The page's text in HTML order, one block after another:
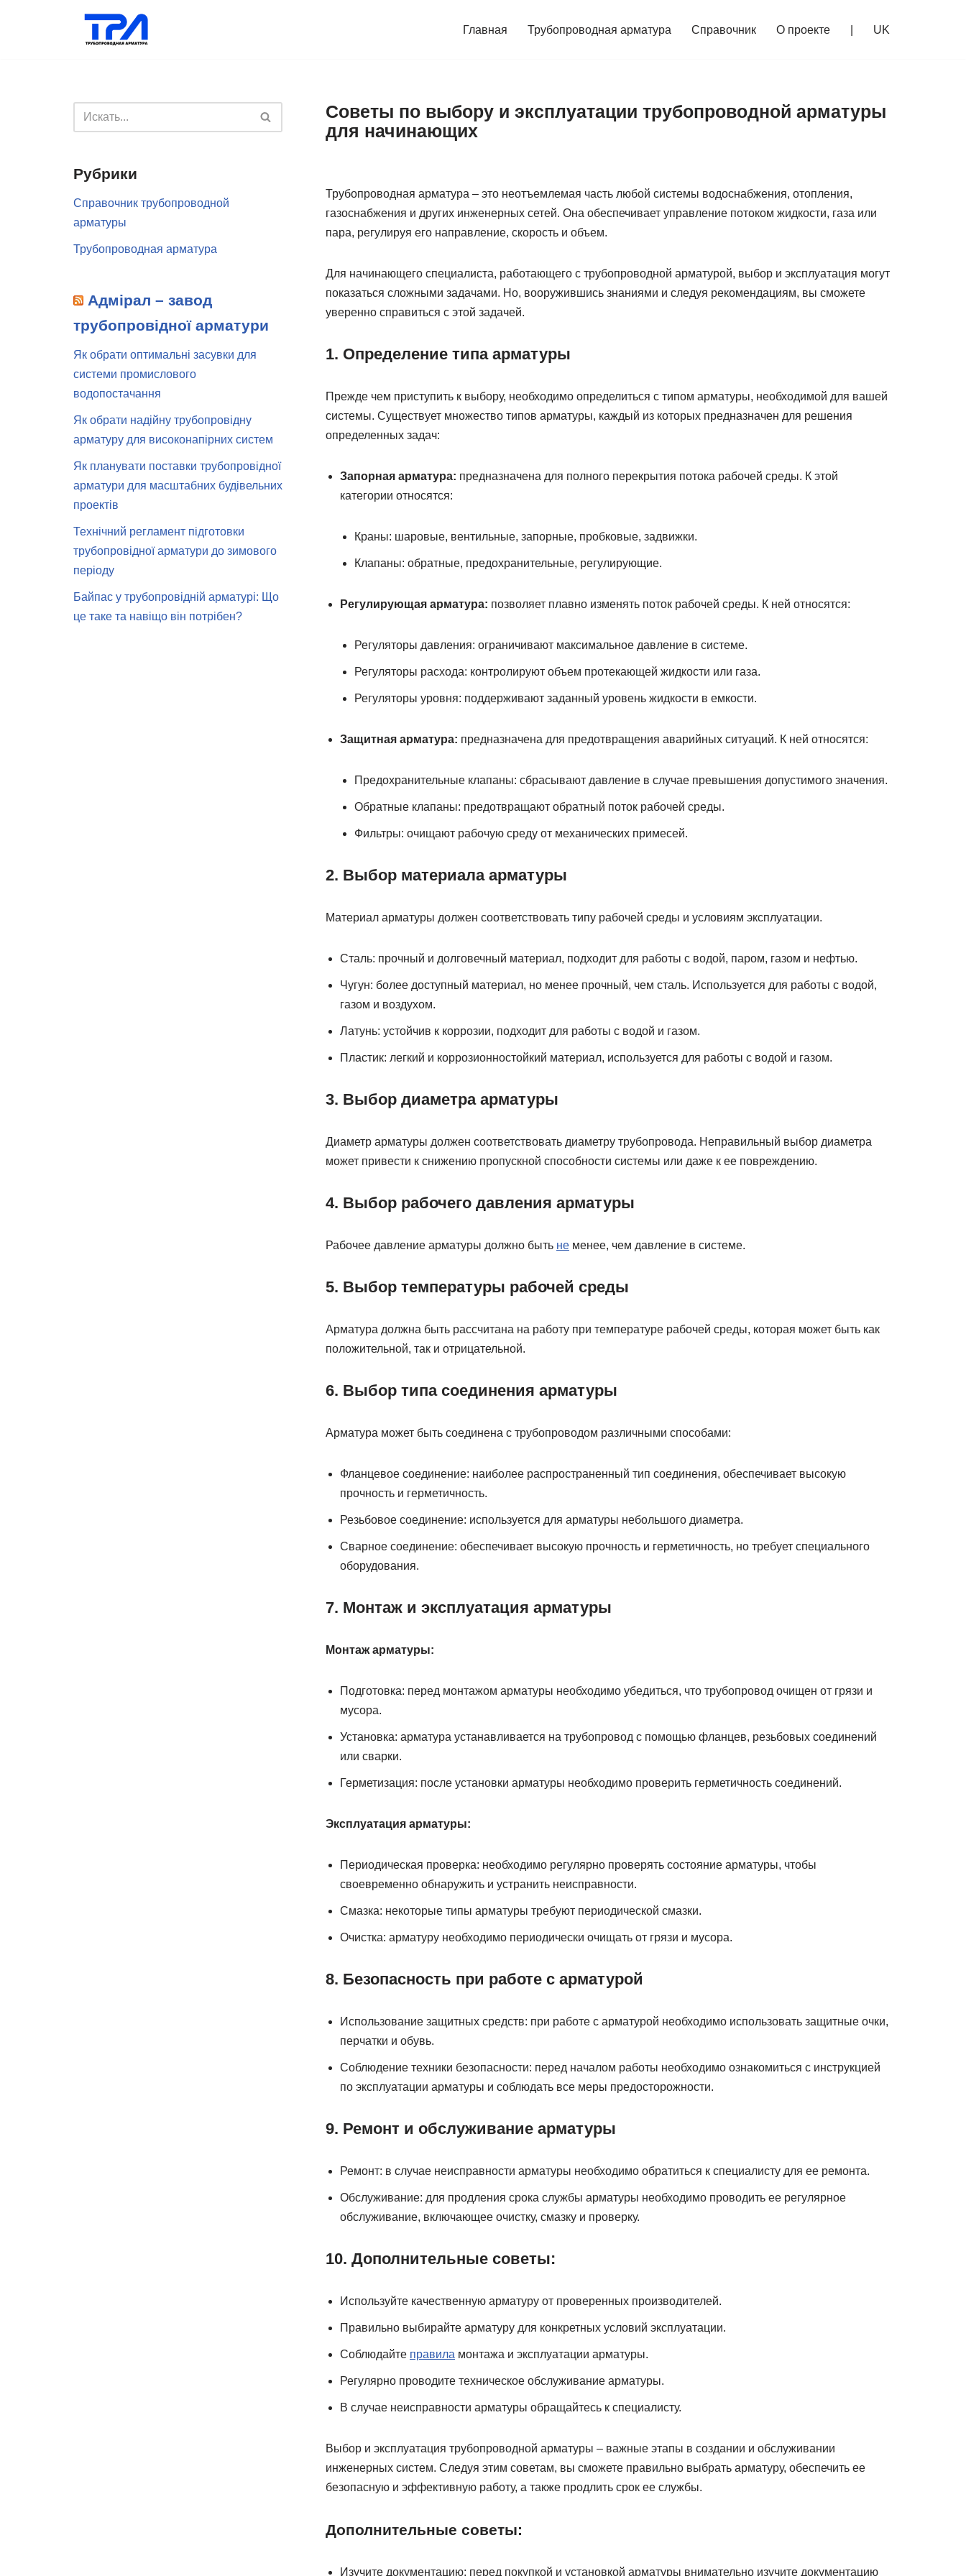
Главная Трубопроводная арматура Справочник О проекте UK
Рубрики
Справочник трубопроводной
арматуры
Трубопроводная арматура
Адмірал – завод
трубопровідної арматури
Як обрати оптимальні засувки для
системи промислового
водопостачання
Як обрати надійну трубопровідну
арматуру для високонапірних систем
Як планувати поставки трубопровідної
арматури для масштабних будівельних
проектів
Технічний регламент підготовки
трубопровідної арматури до зимового
періоду
Байпас у трубопровідній арматурі: Що
це таке та навіщо він потрібен?
Советы по выбору и эксплуатации трубопроводной арматуры
для начинающих
Трубопроводная арматура – это неотъемлемая часть любой системы водоснабжения, отопления,
газоснабжения и других инженерных сетей. Она обеспечивает управление потоком жидкости, газа или
пара, регулируя его направление, скорость и объем.
Для начинающего специалиста, работающего с трубопроводной арматурой, выбор и эксплуатация могут
показаться сложными задачами. Но, вооружившись знаниями и следуя рекомендациям, вы сможете
уверенно справиться с этой задачей.
1. Определение типа арматуры
Прежде чем приступить к выбору, необходимо определиться с типом арматуры, необходимой для вашей
системы. Существует множество типов арматуры, каждый из которых предназначен для решения
определенных задач:
Запорная арматура: предназначена для полного перекрытия потока рабочей среды. К этой
категории относятся:
Краны: шаровые, вентильные, запорные, пробковые, задвижки.
Клапаны: обратные, предохранительные, регулирующие.
Регулирующая арматура: позволяет плавно изменять поток рабочей среды. К ней относятся:
Регуляторы давления: ограничивают максимальное давление в системе.
Регуляторы расхода: контролируют объем протекающей жидкости или газа.
Регуляторы уровня: поддерживают заданный уровень жидкости в емкости.
Защитная арматура: предназначена для предотвращения аварийных ситуаций. К ней относятся:
Предохранительные клапаны: сбрасывают давление в случае превышения допустимого значения.
Обратные клапаны: предотвращают обратный поток рабочей среды.
Фильтры: очищают рабочую среду от механических примесей.
2. Выбор материала арматуры
Материал арматуры должен соответствовать типу рабочей среды и условиям эксплуатации.
Сталь: прочный и долговечный материал, подходит для работы с водой, паром, газом и нефтью.
Чугун: более доступный материал, но менее прочный, чем сталь. Используется для работы с водой,
газом и воздухом.
Латунь: устойчив к коррозии, подходит для работы с водой и газом.
Пластик: легкий и коррозионностойкий материал, используется для работы с водой и газом.
3. Выбор диаметра арматуры
Диаметр арматуры должен соответствовать диаметру трубопровода. Неправильный выбор диаметра
может привести к снижению пропускной способности системы или даже к ее повреждению.
4. Выбор рабочего давления арматуры
Рабочее давление арматуры должно быть не менее, чем давление в системе.
5. Выбор температуры рабочей среды
Арматура должна быть рассчитана на работу при температуре рабочей среды, которая может быть как
положительной, так и отрицательной.
6. Выбор типа соединения арматуры
Арматура может быть соединена с трубопроводом различными способами:
Фланцевое соединение: наиболее распространенный тип соединения, обеспечивает высокую
прочность и герметичность.
Резьбовое соединение: используется для арматуры небольшого диаметра.
Сварное соединение: обеспечивает высокую прочность и герметичность, но требует специального
оборудования.
7. Монтаж и эксплуатация арматуры
Монтаж арматуры:
Подготовка: перед монтажом арматуры необходимо убедиться, что трубопровод очищен от грязи и
мусора.
Установка: арматура устанавливается на трубопровод с помощью фланцев, резьбовых соединений
или сварки.
Герметизация: после установки арматуры необходимо проверить герметичность соединений.
Эксплуатация арматуры:
Периодическая проверка: необходимо регулярно проверять состояние арматуры, чтобы
своевременно обнаружить и устранить неисправности.
Смазка: некоторые типы арматуры требуют периодической смазки.
Очистка: арматуру необходимо периодически очищать от грязи и мусора.
8. Безопасность при работе с арматурой
Использование защитных средств: при работе с арматурой необходимо использовать защитные очки,
перчатки и обувь.
Соблюдение техники безопасности: перед началом работы необходимо ознакомиться с инструкцией
по эксплуатации арматуры и соблюдать все меры предосторожности.
9. Ремонт и обслуживание арматуры
Ремонт: в случае неисправности арматуры необходимо обратиться к специалисту для ее ремонта.
Обслуживание: для продления срока службы арматуры необходимо проводить ее регулярное
обслуживание, включающее очистку, смазку и проверку.
10. Дополнительные советы:
Используйте качественную арматуру от проверенных производителей.
Правильно выбирайте арматуру для конкретных условий эксплуатации.
Соблюдайте правила монтажа и эксплуатации арматуры.
Регулярно проводите техническое обслуживание арматуры.
В случае неисправности арматуры обращайтесь к специалисту.
Выбор и эксплуатация трубопроводной арматуры – важные этапы в создании и обслуживании
инженерных систем. Следуя этим советам, вы сможете правильно выбрать арматуру, обеспечить ее
безопасную и эффективную работу, а также продлить срок ее службы.
Дополнительные советы:
Изучите документацию: перед покупкой и установкой арматуры внимательно изучите документацию